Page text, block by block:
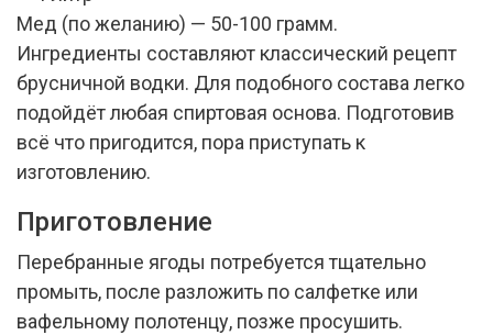
Мед (по желанию) — 50-100 грамм.
Ингредиенты составляют классический рецепт
брусничной водки. Для подобного состава легко
подойдёт любая спиртовая основа. Подготовив
всё что пригодится, пора приступать к
изготовлению.
Приготовление
Перебранные ягоды потребуется тщательно
промыть, после разложить по салфетке или
вафельному полотенцу, позже просушить.